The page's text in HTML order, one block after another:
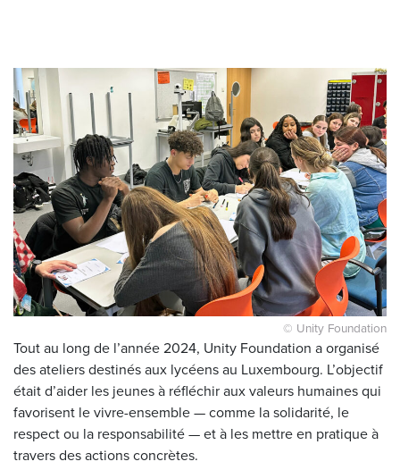
© Unity Foundation
Tout au long de l’année 2024, Unity Foundation a organisé
des ateliers destinés aux lycéens au Luxembourg. L’objectif
était d’aider les jeunes à réfléchir aux valeurs humaines qui
favorisent le vivre-ensemble — comme la solidarité, le
respect ou la responsabilité — et à les mettre en pratique à
travers des actions concrètes.